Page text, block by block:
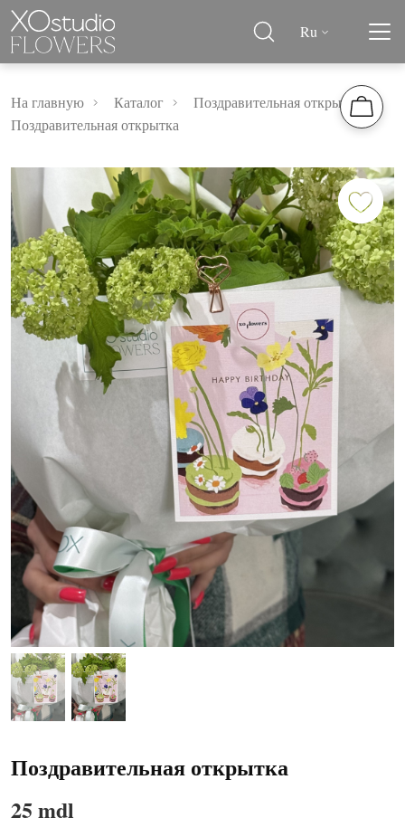
Ru
На главную Каталог
Поздравительная открытка
Поздравительная открытка
Поздравительная открытка
25 mdl